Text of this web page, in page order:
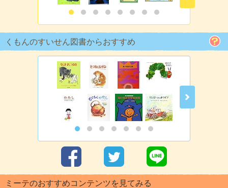
くもんのすいせん図書からおすすめ
ミーテのおすすめコンテンツを見てみる